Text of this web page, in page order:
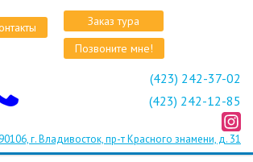
Заказ тура
Позвоните мне!
(423) 242-37-02
(423) 242-12-85
г. Владивосток, пр-т Красного знамени, д. 31
АВИАБИЛЕТЫ
ОТЕЛИ